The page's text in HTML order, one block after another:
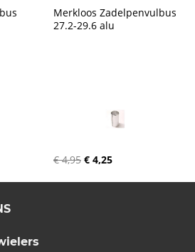
Merkloos Zadelpenvulbus
27.2-29.6 alu
€ 4,95 € 4,25